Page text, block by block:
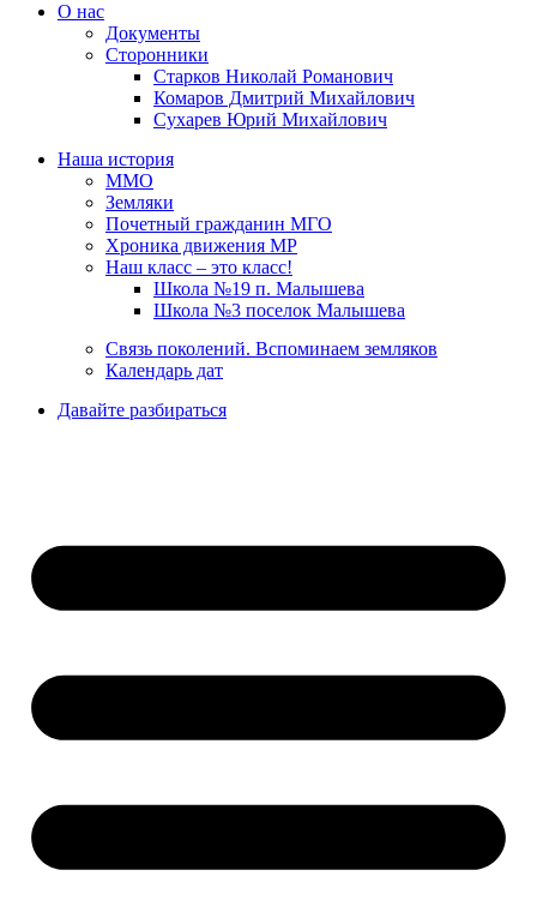
О нас
Документы
Сторонники
Старков Николай Романович
Комаров Дмитрий Михайлович
Сухарев Юрий Михайлович
Наша история
ММО
Земляки
Почетный гражданин МГО
Хроника движения МР
Наш класс – это класс!
Школа №19 п. Малышева
Школа №3 поселок Малышева
Связь поколений. Вспоминаем земляков
Календарь дат
Давайте разбираться